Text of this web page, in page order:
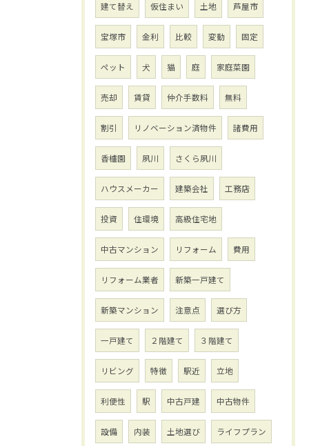
建て替え 仮住まい 土地 芦屋市
宝塚市 金利 比較 変動 固定
ペット 犬 猫 庭 家庭菜園
売却 賃貸 仲介手数料 無料
割引 リノベーション済物件 諸費用
香櫨園 夙川 さくら夙川
ハウスメーカー 建築会社 工務店
投資 住環境 高級住宅地
中古マンション リフォーム 費用
リフォーム業者 新築一戸建て
新築マンション 注意点 選び方
一戸建て ２階建て ３階建て
リビング 特徴 駅近 立地
利便性 駅 中古戸建 中古物件
設備 内装 土地選び ライフプラン